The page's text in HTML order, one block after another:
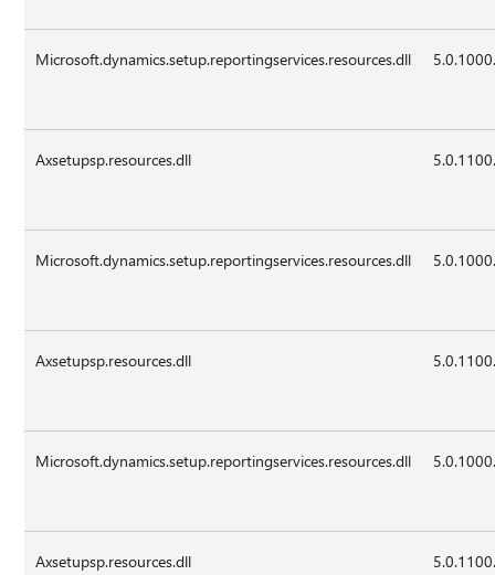
Microsoft.dynamics.setup.reportingservices.resources.dll
Axsetupsp.resources.dll
Microsoft.dynamics.setup.reportingservices.resources.dll
Axsetupsp.resources.dll
Microsoft.dynamics.setup.reportingservices.resources.dll
Axsetupsp.resources.dll